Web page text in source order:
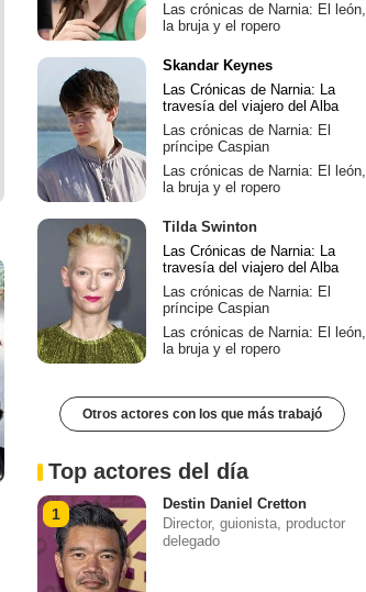
Las crónicas de Narnia: El león,
la bruja y el ropero
Skandar Keynes
Las Crónicas de Narnia: La
travesía del viajero del Alba
Las crónicas de Narnia: El
príncipe Caspian
Las crónicas de Narnia: El león,
la bruja y el ropero
Tilda Swinton
Las Crónicas de Narnia: La
travesía del viajero del Alba
Las crónicas de Narnia: El
príncipe Caspian
Las crónicas de Narnia: El león,
la bruja y el ropero
Otros actores con los que más trabajó
Top actores del día
1
Destin Daniel Cretton
Director, guionista, productor
delegado